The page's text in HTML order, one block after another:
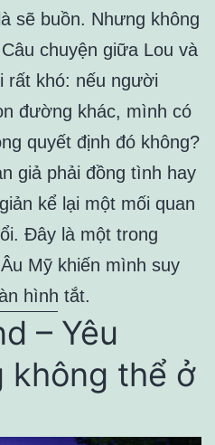
sẽ buồn. Nhưng không
chuyện giữa Lou và
rất khó: nếu người
đường khác, mình có
quyết định đó không?
giả phải đồng tình hay
kể lại một mối quan
Đây là một trong
Mỹ khiến mình suy
hình tắt.
– Yêu
không thể ở